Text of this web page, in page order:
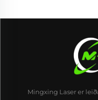
Mingxing Laser er